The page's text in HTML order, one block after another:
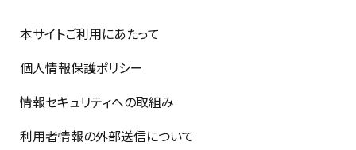
本サイトご利用にあたって
個人情報保護ポリシー
情報セキュリティへの取組み
利用者情報の外部送信について